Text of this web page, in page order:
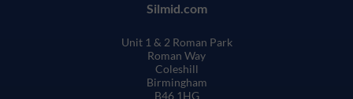
Silmid.com
Unit 1 & 2 Roman Park
Roman Way
Coleshill
Birmingham
B46 1HG